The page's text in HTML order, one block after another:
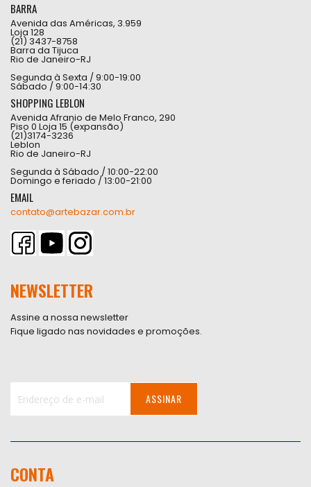
BARRA
Avenida das Américas, 3.959
Loja 128
(21) 3437-8758
Barra da Tijuca
Rio de Janeiro-RJ
Segunda à Sexta / 9:00-19:00
Sábado / 9:00-14:30
SHOPPING LEBLON
Avenida Afranio de Melo Franco, 290
Piso 0 Loja 15 (expansão)
(21)3174-3236
Leblon
Rio de Janeiro-RJ
Segunda à Sábado / 10:00-22:00
Domingo e feriado / 13:00-21:00
EMAIL
contato@artebazar.com.br
NEWSLETTER
Assine a nossa newsletter
Fique ligado nas novidades e promoções.
Newsletter:
ASSINAR
CONTA